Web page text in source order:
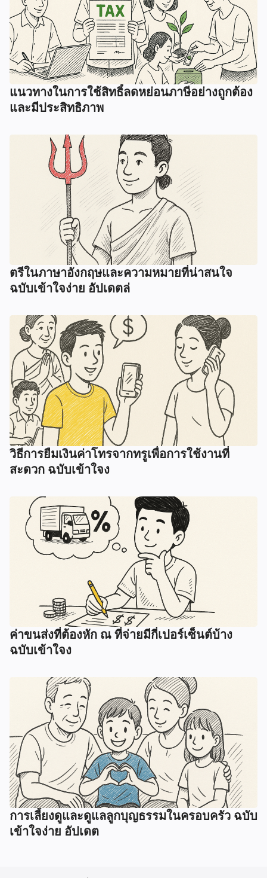
แนวทางในการใช้สิทธิ์ลดหย่อนภาษีอย่างถูกต้อง
และมีประสิทธิภาพ
ตรีในภาษาอังกฤษและความหมายที่น่าสนใจ
ฉบับเข้าใจง่าย อัปเดตล่
วิธีการยืมเงินค่าโทรจากทรูเพื่อการใช้งานที่
สะดวก ฉบับเข้าใจง
ค่าขนส่งที่ต้องหัก ณ ที่จ่ายมีกี่เปอร์เซ็นต์บ้าง
ฉบับเข้าใจง
การเลี้ยงดูและดูแลลูกบุญธรรมในครอบครัว ฉบับ
เข้าใจง่าย อัปเดต